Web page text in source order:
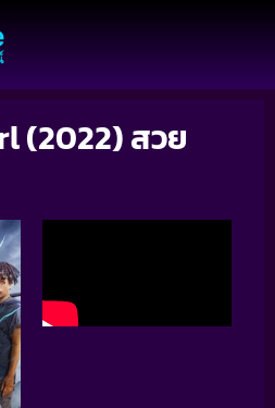
(2022) สวย